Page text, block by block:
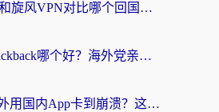
ChickCN VPN和旋风VPN对比哪个回国效果更好？海外党亲测实用指南
ChickCN和Quickback哪个好？海外党亲测回国加速器，轻松解锁国内资源（附避坑指南）
华为手机在国外用国内App卡到崩溃？这篇加速器指南帮你无缝刷剧打游戏